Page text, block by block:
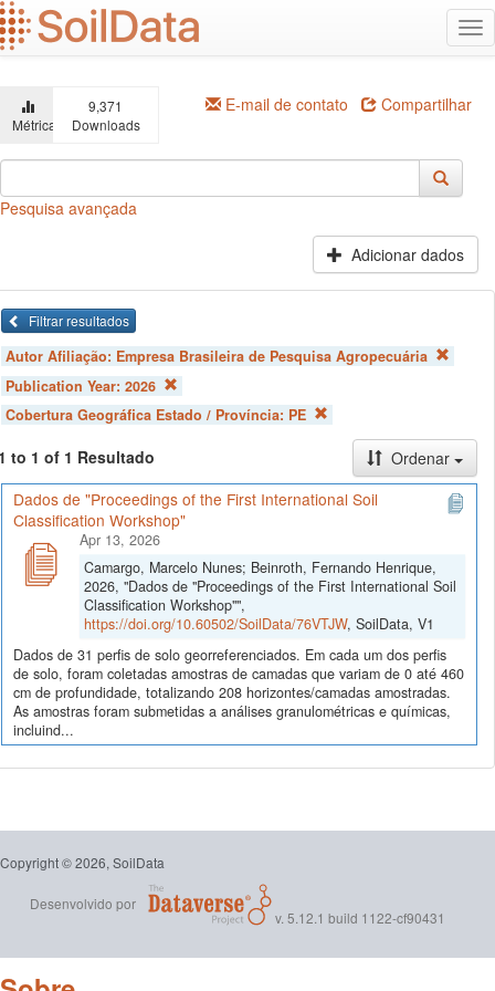
Ir
para
o
principal
Métricas
9,371
Downloads
E-mail de contato Compartilhar
Pesquisa avançada
Adicionar dados
Filtrar resultados
Autor Afiliação: Empresa Brasileira de Pesquisa Agropecuária
Publication Year: 2026
Cobertura Geográfica Estado / Província: PE
to 1 of 1 Resultado
Ordenar
Dados de "Proceedings of the First International Soil
Classification Workshop"
Apr 13, 2026
Camargo, Marcelo Nunes; Beinroth, Fernando Henrique,
2026, "Dados de "Proceedings of the First International Soil
Classification Workshop"",
https://doi.org/10.60502/SoilData/76VTJW, SoilData, V1
Dados de 31 perfis de solo georreferenciados. Em cada um dos perfis
de solo, foram coletadas amostras de camadas que variam de 0 até 460
cm de profundidade, totalizando 208 horizontes/camadas amostradas.
As amostras foram submetidas a análises granulométricas e químicas,
incluind...
Copyright © 2026, SoilData
Desenvolvido por
v. 5.12.1 build 1122-cf90431